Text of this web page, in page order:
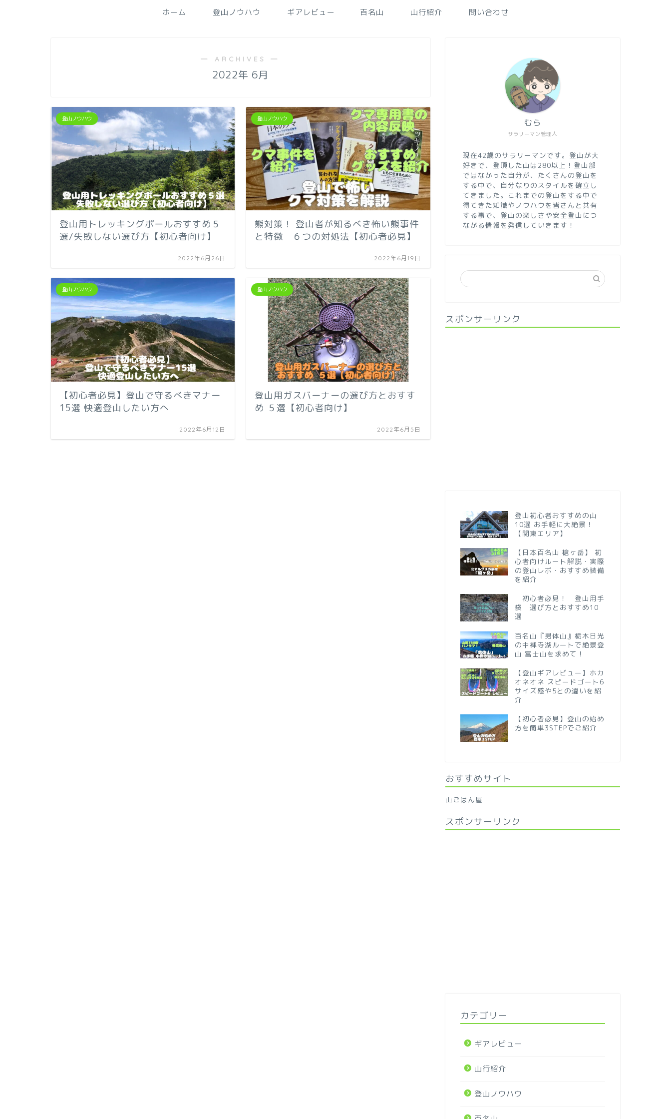
ホーム 登山ノウハウ ギアレビュー 百名山 山行紹介 問い合わせ
― ARCHIVES ―
2022年 6月
登山ノウハウ
登山用トレッキングポールおすすめ５
選/失敗しない選び方【初心者向け】
2022年6月26日
登山ノウハウ
熊対策！ 登山者が知るべき怖い熊事件
と特徴 ６つの対処法【初心者必見】
2022年6月19日
登山ノウハウ
【初心者必見】登山で守るべきマナー
15選 快適登山したい方へ
2022年6月12日
登山ノウハウ
登山用ガスバーナーの選び方とおすす
め ５選【初心者向け】
2022年6月5日
サラリーマン管理人
むら
現在42歳のサラリーマンです。登山が大
好きで、登頂した山は280以上！登山部
ではなかった自分が、たくさんの登山を
する中で、自分なりのスタイルを確立し
てきました。これまでの登山をする中で
得てきた知識やノウハウを皆さんと共有
する事で、登山の楽しさや安全登山につ
ながる情報を発信していきます！
スポンサーリンク
登山初心者おすすめの山
10選 お手軽に大絶景！
【関東エリア】
【日本百名山 槍ヶ岳】 初
心者向けルート解説・実際
の登山レポ・おすすめ装備
を紹介
初心者必見！ 登山用手
袋 選び方とおすすめ10
選
百名山『男体山』栃木日光
の中禅寺湖ルートで絶景登
山 富士山を求めて！
【登山ギアレビュー】ホカ
オネオネ スピードゴート6
サイズ感や5との違いを紹
介
【初心者必見】登山の始め
方を簡単3STEPでご紹介
おすすめサイト
山ごはん屋
スポンサーリンク
カテゴリー
ギアレビュー
山行紹介
登山ノウハウ